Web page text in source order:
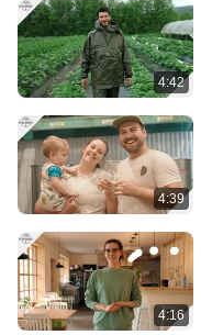
4:42
4:39
4:16